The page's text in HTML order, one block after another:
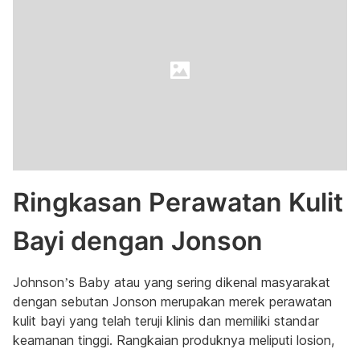
Ringkasan Perawatan Kulit
Bayi dengan Jonson
Johnson’s Baby atau yang sering dikenal masyarakat
dengan sebutan Jonson merupakan merek perawatan
kulit bayi yang telah teruji klinis dan memiliki standar
keamanan tinggi. Rangkaian produknya meliputi losion,